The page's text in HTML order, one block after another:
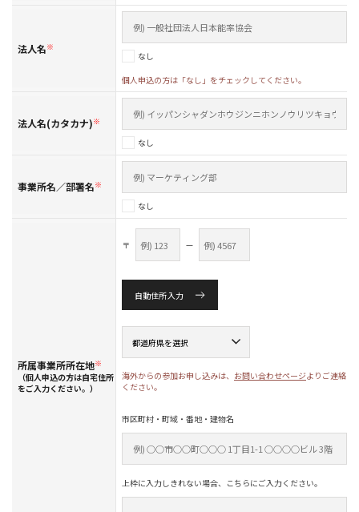
法人名※
なし
個人申込の方は「なし」をチェックしてください。
法人名(カタカナ)※
なし
事業所名／部署名※
なし
所属事業所所在地※
（個人申込の方は自宅住所
をご入力ください。）
〒 —
自動住所入力
海外からの参加お申し込みは、 お問い合わせページよりご連絡
ください。
市区町村・町域・番地・建物名
上枠に入力しきれない場合、こちらにご入力ください。